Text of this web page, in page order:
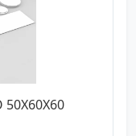
50X60X60